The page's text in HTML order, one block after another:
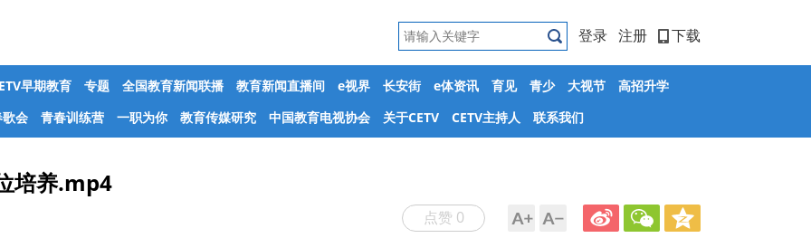
登录 注册 下载
早期教育 专题 全国教育新闻联播 教育新闻直播间 e视界 长安街 e体资讯 育见 青少 大视节
高招升学
会
青春训练营 一职为你 教育传媒研究 中国教育电视协会 关于CETV CETV主持人 联系我们
培养.mp4
点赞 0